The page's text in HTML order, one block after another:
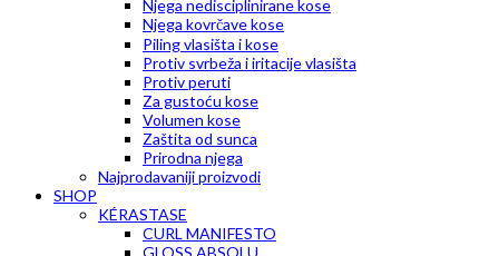
Njega nedisciplinirane kose
Njega kovrčave kose
Piling vlasišta i kose
Protiv svrbeža i iritacije vlasišta
Protiv peruti
Za gustoću kose
Volumen kose
Zaštita od sunca
Prirodna njega
Najprodavaniji proizvodi
SHOP
KÉRASTASE
CURL MANIFESTO
GLOSS ABSOLU